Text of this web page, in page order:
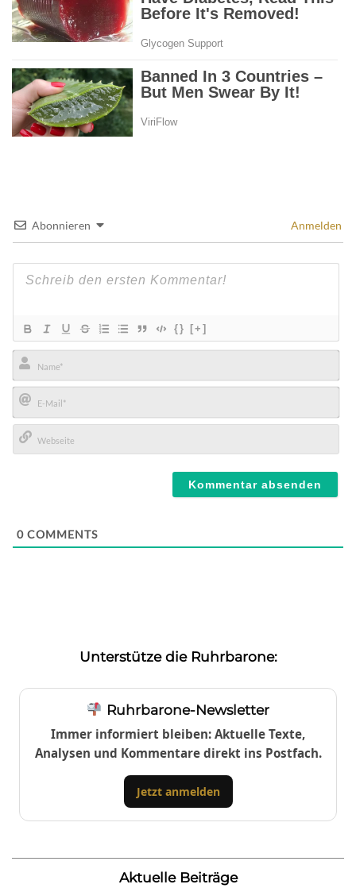
Abonnieren Anmelden
{} [+]
Name*
E-
Mail*
0 COMMENTS
Unterstütze die Ruhrbarone:
Ruhrbarone-Newsletter
Immer informiert bleiben: Aktuelle Texte,
Analysen und Kommentare direkt ins Postfach.
Jetzt anmelden
Aktuelle Beiträge